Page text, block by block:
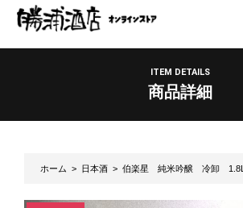
ITEM DETAILS
商品詳細
ホーム > 日本酒> 伯楽星 純米吟醸 冷卸 1.8L